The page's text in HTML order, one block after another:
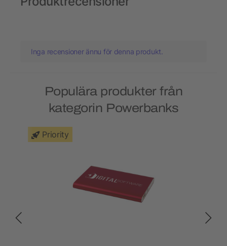
Inga recensioner ännu för denna produkt.
Populära produkter från
kategorin Powerbanks
Priority